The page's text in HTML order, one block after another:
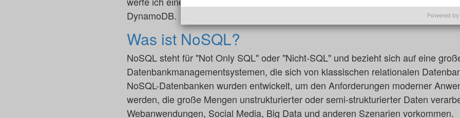
DynamoDB.
Was ist NoSQL?
NoSQL steht für "Not Only SQL" oder "Nicht-SQL" und bezieht sich auf eine
Datenbankmanagementsystemen, die sich von klassischen relationalen
NoSQL-Datenbanken wurden entwickelt, um den Anforderungen moderner
werden, die große Mengen unstrukturierter oder semi-strukturierter Daten
Webanwendungen, Social Media, Big Data und anderen Szenarien vorkommen.
Powered by